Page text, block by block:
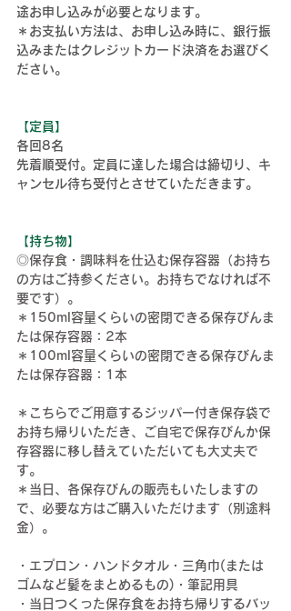
途お申し込みが必要となります。
＊ お支払い方法は、お申し込み時に、銀行振
込みまたはクレジットカード決済をお選びく
ださい。
【定員】
各回8名
先着順受付。定員に達した場合は締切り、キ
ャンセル待ち受付とさせていただきます。
【持ち物】
◎保存食・調味料を仕込む保存容器 （お持ち
の方はご持参ください。お持ちでなければ不
要です）。
＊ 150ml容量くらいの密閉できる保存びんま
たは保存容器：2本
＊ 100ml容量くらいの密閉できる保存びんま
たは保存容器：1本
＊こちらでご用意するジッパー付き保存袋で
お持ち帰りいただき、ご自宅で保存びんか保
存容器に移し替えていただいても大丈夫で
す。
＊当日、各保存びんの販売もいたしますの
で、必要な方はご購入いただけます（別途料
金）。
・エプロン・ハンドタオル・三角巾(または
ゴムなど髪をまとめるもの)・筆記用具
・当日つくった保存食をお持ち帰りするバッ